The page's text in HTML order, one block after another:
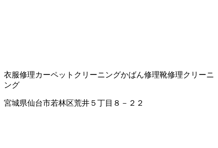
衣服修理カーペットクリーニングかばん修理靴修理クリーニ
ング
宮城県仙台市若林区荒井５丁目８－２２